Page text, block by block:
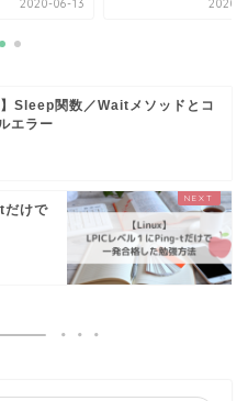
2020-06-13 2020-
】Sleep関数／Waitメソッドとコ
エラー
だけで